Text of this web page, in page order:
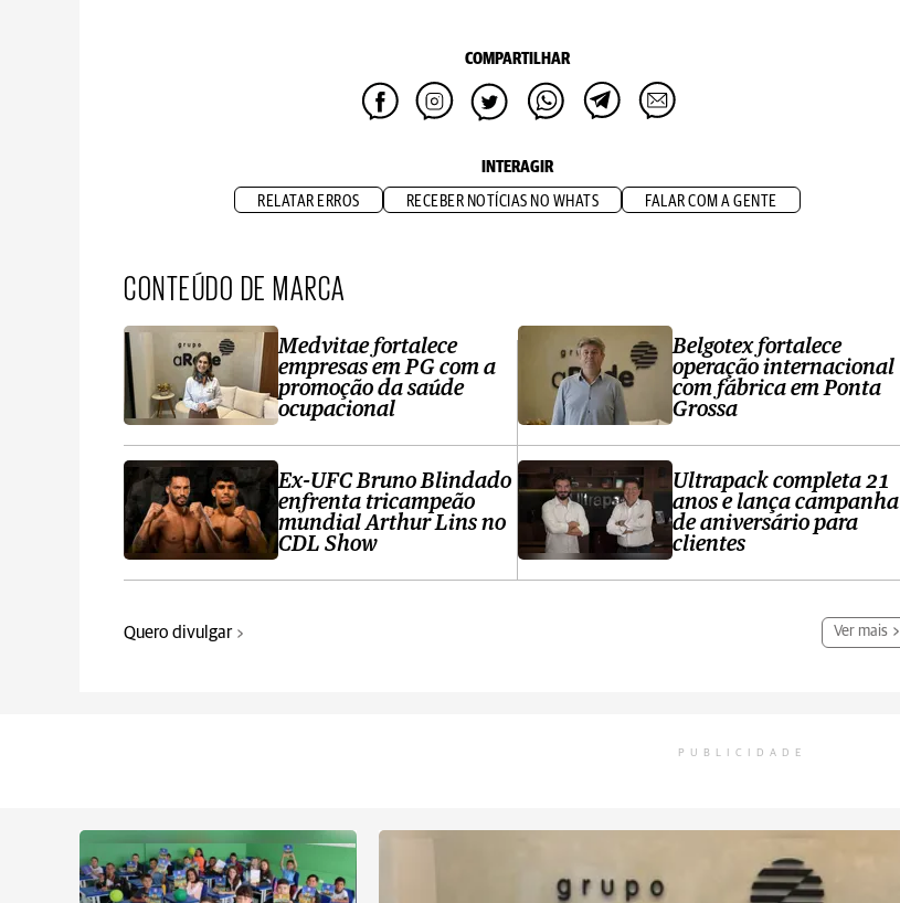
COMPARTILHAR
INTERAGIR
RELATAR ERROS RECEBER NOTÍCIAS NO WHATS FALAR COM A GENTE
CONTEÚDO DE MARCA
Medvitae fortalece
empresas em PG com a
promoção da saúde
ocupacional
Ex-UFC Bruno Blindado
enfrenta tricampeão
mundial Arthur Lins no
CDL Show
Belgotex fortalece
operação internacional
com fábrica em Ponta
Grossa
Ultrapack completa 21
anos e lança campanha
de aniversário para
clientes
Quero divulgar Ver mais
PUBLICIDADE